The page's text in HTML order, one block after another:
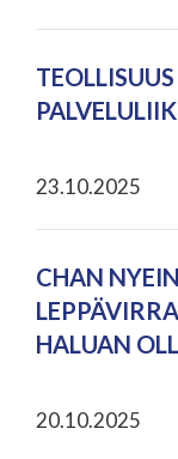
23.10.2025
CHAN
HALUAN
20.10.2025